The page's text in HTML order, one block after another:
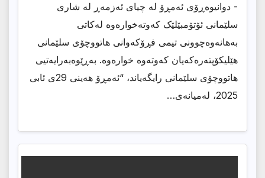
- دوانیوەڕۆی ئەمڕۆ لە چیای ئەزمەڕ لە شاری
سلێمانی ئۆتۆمبێلێک کەوتەخوارەوە لەکاتی
بەهانەوەچوونی تیمی فڕۆکەوانی هاتووچۆی سلێمانی
هێلیکۆپتەرەکەیان کەوتەوە خوارەوە. بەڕێوەبەرایەتیی
هاتووچۆی سلێمانی رایگەیاند، “ئەمڕۆ هەینی 29ی ئابی
2025، لەمیانەی…